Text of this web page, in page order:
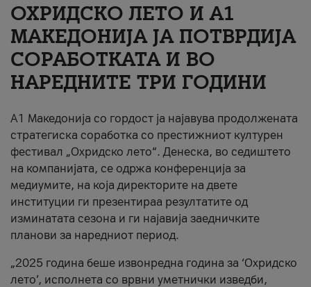
#ПодобарОнлајн
ОХРИДСКО ЛЕТО И A1
МАКЕДОНИЈА ЈА ПОТВРДИЈА
СОРАБОТКАТА И ВО
НАРЕДНИТЕ ТРИ ГОДИНИ
A1 Македонија со гордост ја најавува продолжената
стратегиска соработка со престижниот културен
фестивал „Охридско лето“. Денеска, во седиштето
на компанијата, се одржа конференција за
медиумите, на која директорите на двете
институции ги презентираа резултатите од
изминатата сезона и ги најавија заедничките
планови за наредниот период.
„2025 година беше извонредна година за ‘Охридско
лето’, исполнета со врвни уметнички изведби,